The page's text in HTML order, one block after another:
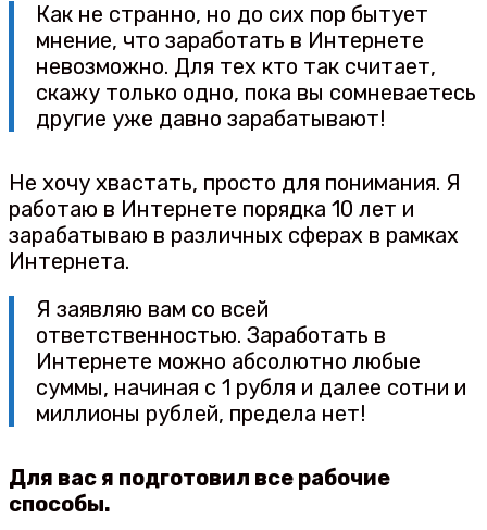
Как не странно, но до сих пор бытует
мнение, что заработать в Интернете
невозможно. Для тех кто так считает,
скажу только одно, пока вы сомневаетесь
другие уже давно зарабатывают!
Не хочу хвастать, просто для понимания. Я
работаю в Интернете порядка 10 лет и
зарабатываю в различных сферах в рамках
Интернета.
Я заявляю вам со всей
ответственностью. Заработать в
Интернете можно абсолютно любые
суммы, начиная с 1 рубля и далее сотни и
миллионы рублей, предела нет!
Для вас я подготовил все рабочие
способы.